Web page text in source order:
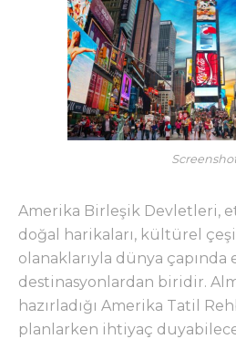
Amerika Birleşik Devletleri,
doğal harikaları, kültürel
olanaklarıyla dünya
destinasyonlardan biridir.
hazırladığı Amerika Tatil
planlarken ihtiyaç